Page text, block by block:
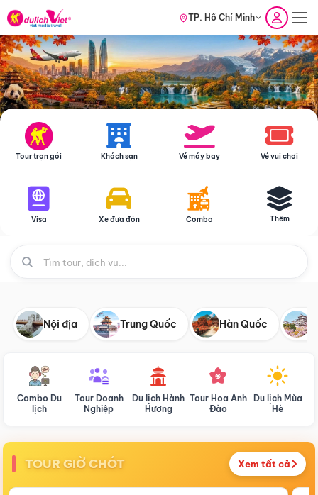
TP. Hồ Chí Minh
Tour trọn gói Khách sạn Vé máy bay Vé vui chơi
Visa Xe đưa đón Combo Thêm
Nội địa Trung Quốc Hàn Quốc
Combo Du
lịch
Tour Doanh
Nghiệp
Du lịch Hành
Hương
Tour Hoa Anh
Đào
Du lịch Mùa
Hè
TOUR GIỜ CHÓT Xem tất cả
Điểm nổi bật